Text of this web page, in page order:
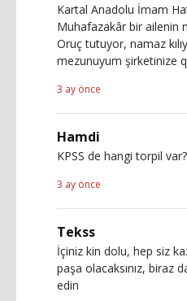
Kartal Anadolu İmam
Muhafazakâr bir ailenin
Oruç tutuyor, namaz
mezunuyum şirketinize
3 ay önce
Hamdi
KPSS de hangi torpil var?
3 ay önce
Tekss
İçiniz kin dolu, hep siz
paşa olacaksınız, biraz
edin